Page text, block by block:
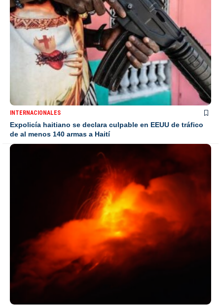
INTERNACIONALES
Expolicía haitiano se declara culpable en EEUU de tráfico
de al menos 140 armas a Haití